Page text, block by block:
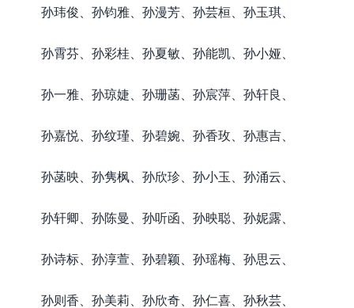
孙玮俊、孙钧雅、孙漫芳、孙芸桓、孙玉琪、
孙霄芬、孙彩桂、孙夏敏、孙能凯、孙小娅、
孙一雅、孙琼婕、孙珊菡、孙宸萍、孙轩良、
孙嘉悦、孙纹瑾、孙碧婉、孙香玫、孙惠吉、
孙菡映、孙隽枫、孙欣珍、孙小玉、孙涌云、
孙轩卿、孙陈曼、孙听函、孙映聪、孙妮露、
孙诗标、孙淳萱、孙碧颖、孙瑶梅、孙思云、
孙则香、孙美莉、孙欣奇、孙仁喜、孙秋芸、